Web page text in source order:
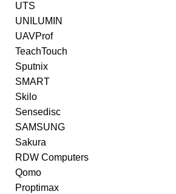
UTS
UNILUMIN
UAVProf
TeachTouch
Sputnix
SMART
Skilo
Sensedisc
SAMSUNG
Sakura
RDW Computers
Qomo
Proptimax